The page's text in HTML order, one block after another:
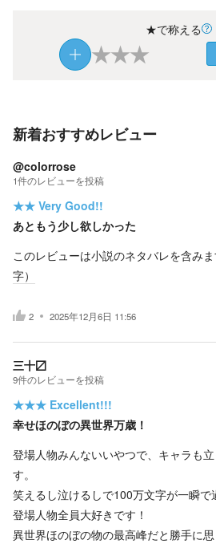
★で称える
★★★
新着おすすめレビュー
@colorrose
1件のレビューを投稿
★★ Very Good!!
あともう少し欲しかった
このレビューは小説のネタバレを含みま
字）
2 2025年12月6日 11:56
三十〼
9件のレビューを投稿
★★★ Excellent!!!
幸せほのぼの異世界万歳！
登場人物みんないいやつで、キャラも
す。
笑えるし泣けるしで100万文字が一瞬で
登場人物全員大好きです！
異世界ほのぼの物の最高峰だと勝手に思